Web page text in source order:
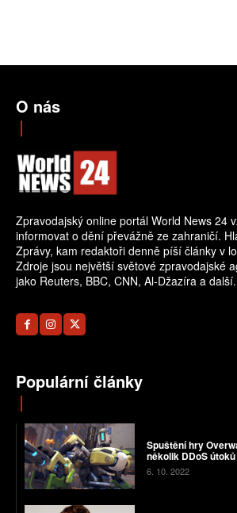
O nás
Zpravodajský online portál World News 24
informovat o dění převážně ze zahraničí.
Zprávy, kam redaktoři denně píší články v
Zdroje jsou největší světové zpravodajské
jako Reuters, BBC, CNN, Al-Džazíra a další.
Populární články
Spuštění hry
několik DDoS útoků
6. 10. 2022